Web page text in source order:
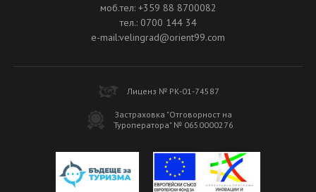
моб.тел: +359 88 8700082
тел.: 0700 144 34
e-mail:velingrad@orient99.com
Лиценз № РК-01-74587
Застраховка "Отговорност на
Туроператора" № 0650000276